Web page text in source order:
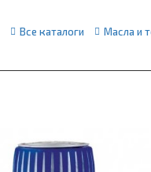
Все каталоги Масла и